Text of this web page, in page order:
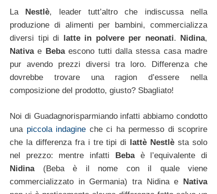
La Nestlè, leader tutt’altro che indiscussa nella
produzione di alimenti per bambini, commercializza
diversi tipi di
latte in polvere per neonati. Nidina,
Nativae Bebaescono tutti dalla stessa casa madre
pur avendo prezzi diversi tra loro. Differenza che
dovrebbe trovare una ragion d’essere nella
composizione del prodotto, giusto? Sbagliato!
Noi di Guadagnorisparmiando infatti abbiamo condotto
una piccola indagine che ci ha permesso di scoprire
che la differenza fra i tre tipi di lattè Nestlè sta solo
nel prezzo: mentre infatti Bebaè l’equivalente di
Nidina(Beba è il nome con il quale viene
commercializzato in Germania) tra Nidina e Nativa